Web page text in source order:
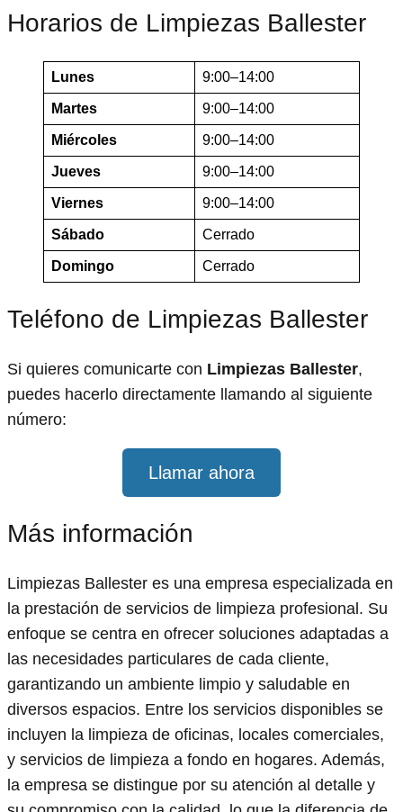
Horarios de Limpiezas Ballester
Lunes 9:00–14:00
Martes 9:00–14:00
Miércoles 9:00–14:00
Jueves 9:00–14:00
Viernes 9:00–14:00
Sábado Cerrado
Domingo Cerrado
Teléfono de Limpiezas Ballester
Si quieres comunicarte con Limpiezas Ballester,
puedes hacerlo directamente llamando al siguiente
número:
Llamar ahora
Más información
Limpiezas Ballester es una empresa especializada en
la prestación de servicios de limpieza profesional. Su
enfoque se centra en ofrecer soluciones adaptadas a
las necesidades particulares de cada cliente,
garantizando un ambiente limpio y saludable en
diversos espacios. Entre los servicios disponibles se
incluyen la limpieza de oficinas, locales comerciales,
y servicios de limpieza a fondo en hogares. Además,
la empresa se distingue por su atención al detalle y